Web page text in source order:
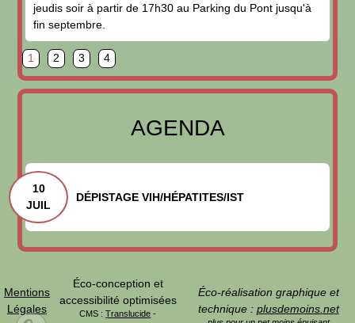
jeudis soir à partir de 17h30 au Parking du Pont jusqu'à
fin septembre.
page
1 page
2 page
3 page
4
AGENDA
10
JUIL
DÉPISTAGE VIH/HÉPATITES/IST
Mentions
Légales
Éco-conception et
accessibilité optimisées
CMS :Translucide -
Éco-réalisation graphique et
technique : plusdemoins.net